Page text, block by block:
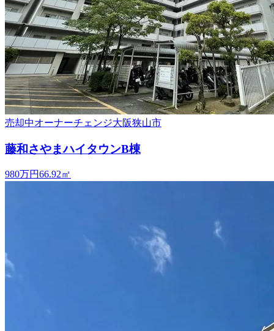
売却中オーナーチェンジ大阪狭山市
藤和さやまハイタウンB棟
980万円66.92㎡